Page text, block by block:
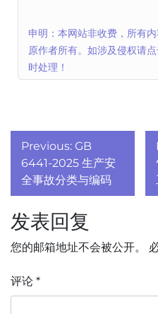
申明：本网站非收费，所有
原作者所有。如涉及侵权请
时处理！
文
章
导
航
Previous: GB
6441-2025 生产安
全事故分类与编码
发表回复
您的邮箱地址不会被公开。
评论 *